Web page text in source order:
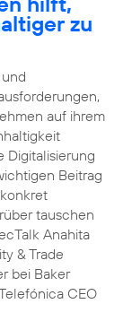
zu
auf ihrem
Digitalisierung
Beitrag
tauschen
Anahita
& Trade
bei Baker
CEO